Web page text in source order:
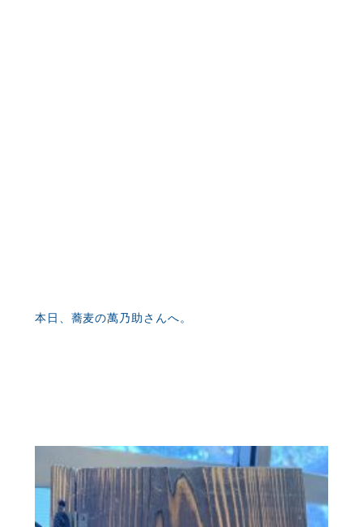
本日、蕎麦の萬乃助さんへ。